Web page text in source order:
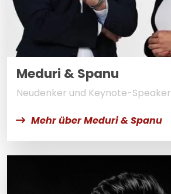
Meduri & Spanu
Neudenker und Keynote-Speaker
Mehr über Meduri & Spanu